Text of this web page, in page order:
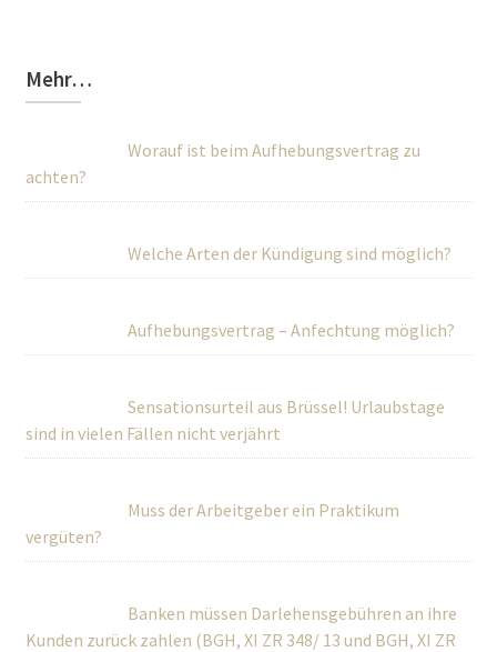
Mehr…
Worauf ist beim Aufhebungsvertrag zu
achten?
Welche Arten der Kündigung sind möglich?
Aufhebungsvertrag – Anfechtung möglich?
Sensationsurteil aus Brüssel! Urlaubstage
sind in vielen Fällen nicht verjährt
Muss der Arbeitgeber ein Praktikum
vergüten?
Banken müssen Darlehensgebühren an ihre
Kunden zurück zahlen (BGH, XI ZR 348/ 13 und BGH, XI ZR